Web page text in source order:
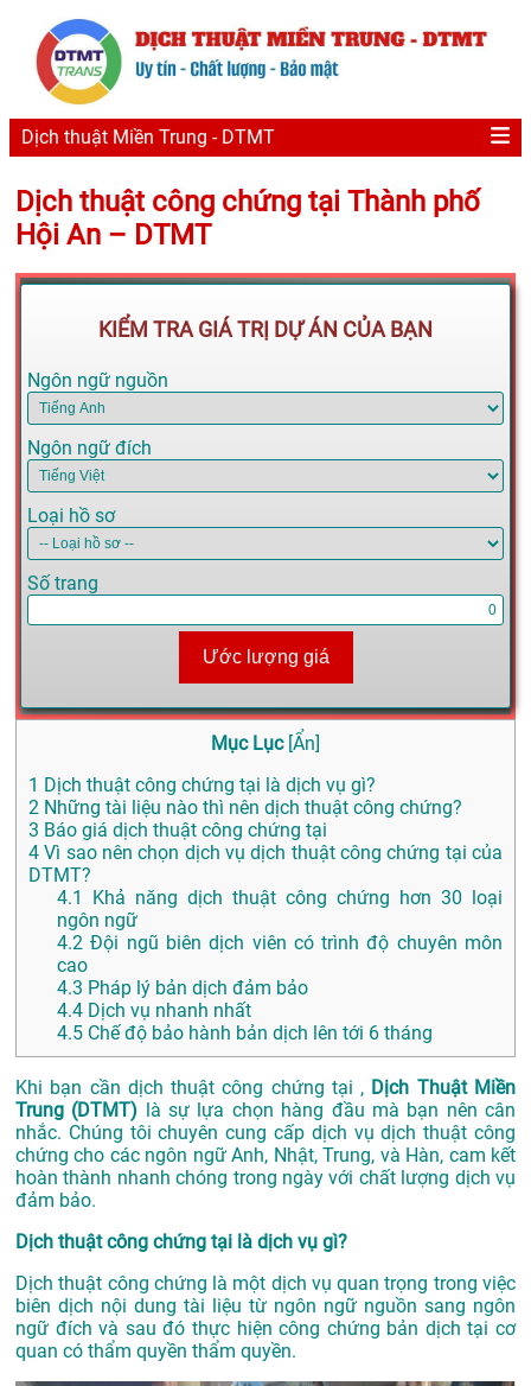
Dịch thuật Miền Trung - DTMT
Dịch thuật công chứng tại Thành phố
Hội An – DTMT
KIỂM TRA GIÁ TRỊ DỰ ÁN CỦA BẠN
Ngôn ngữ nguồn
Ngôn ngữ đích
Loại hồ sơ
Số trang
Ước lượng giá
Mục Lục [Ẩn]
1 Dịch thuật công chứng tại là dịch vụ gì?
2 Những tài liệu nào thì nên dịch thuật công chứng?
3 Báo giá dịch thuật công chứng tại
4 Vì sao nên chọn dịch vụ dịch thuật công chứng tại của
DTMT?
4.1
Khả năng dịch thuật công chứng hơn 30 loại
ngôn ngữ
4.2 Đội ngũ biên dịch viên có trình độ chuyên môn
cao
4.3 Pháp lý bản dịch đảm bảo
4.4 Dịch vụ nhanh nhất
4.5 Chế độ bảo hành bản dịch lên tới 6 tháng
Khi bạn cần dịch thuật công chứng tại , Dịch Thuật Miền
Trung (DTMT) là sự lựa chọn hàng đầu mà bạn nên cân
nhắc. Chúng tôi chuyên cung cấp dịch vụ dịch thuật công
chứng cho các ngôn ngữ Anh, Nhật, Trung, và Hàn, cam kết
hoàn thành nhanh chóng trong ngày với chất lượng dịch vụ
đảm bảo.
Dịch thuật công chứng tại là dịch vụ gì?
Dịch thuật công chứng là một dịch vụ quan trọng trong việc
biên dịch nội dung tài liệu từ ngôn ngữ nguồn sang ngôn
ngữ đích và sau đó thực hiện công chứng bản dịch tại cơ
quan có thẩm quyền thẩm quyền.